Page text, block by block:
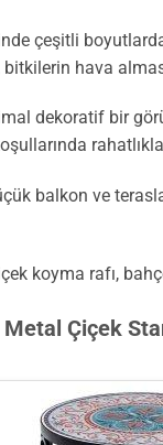
çeşitli
hava
dekoratif bir
balkon ve
koyma rafı,
Çiçek